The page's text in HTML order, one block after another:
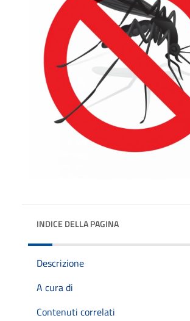
INDICE DELLA PAGINA
Descrizione
A cura di
Contenuti correlati